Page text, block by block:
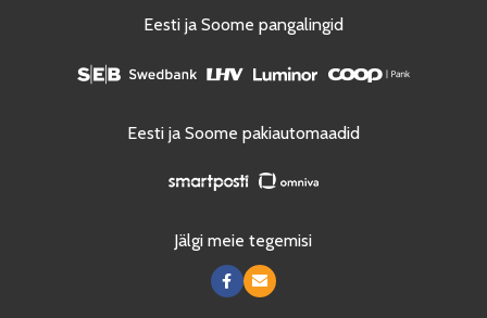
Eesti ja Soome pangalingid
Eesti ja Soome pakiautomaadid
Jälgi meie tegemisi